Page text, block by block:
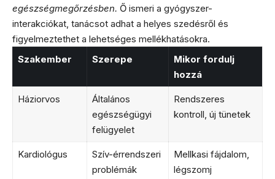
egészségmegőrzésben. Ő ismeri a gyógyszer-
interakciókat, tanácsot adhat a helyes szedésről és
figyelmeztethet a lehetséges mellékhatásokra.
Szakember
Szerepe
Mikor fordulj
hozzá
Háziorvos
Általános
egészségügyi
felügyelet
Rendszeres
kontroll, új tünetek
Kardiológus
Szív-érrendszeri
problémák
Mellkasi fájdalom,
légszomj